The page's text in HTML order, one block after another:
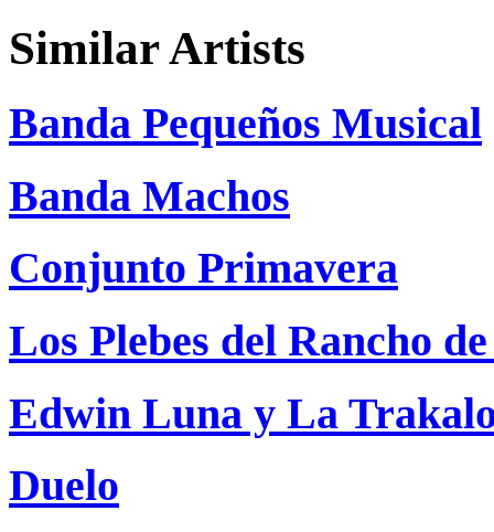
Similar Artists
Banda Pequeños Musical
Banda Machos
Conjunto Primavera
Los Plebes del Rancho
Edwin Luna y La
Duelo